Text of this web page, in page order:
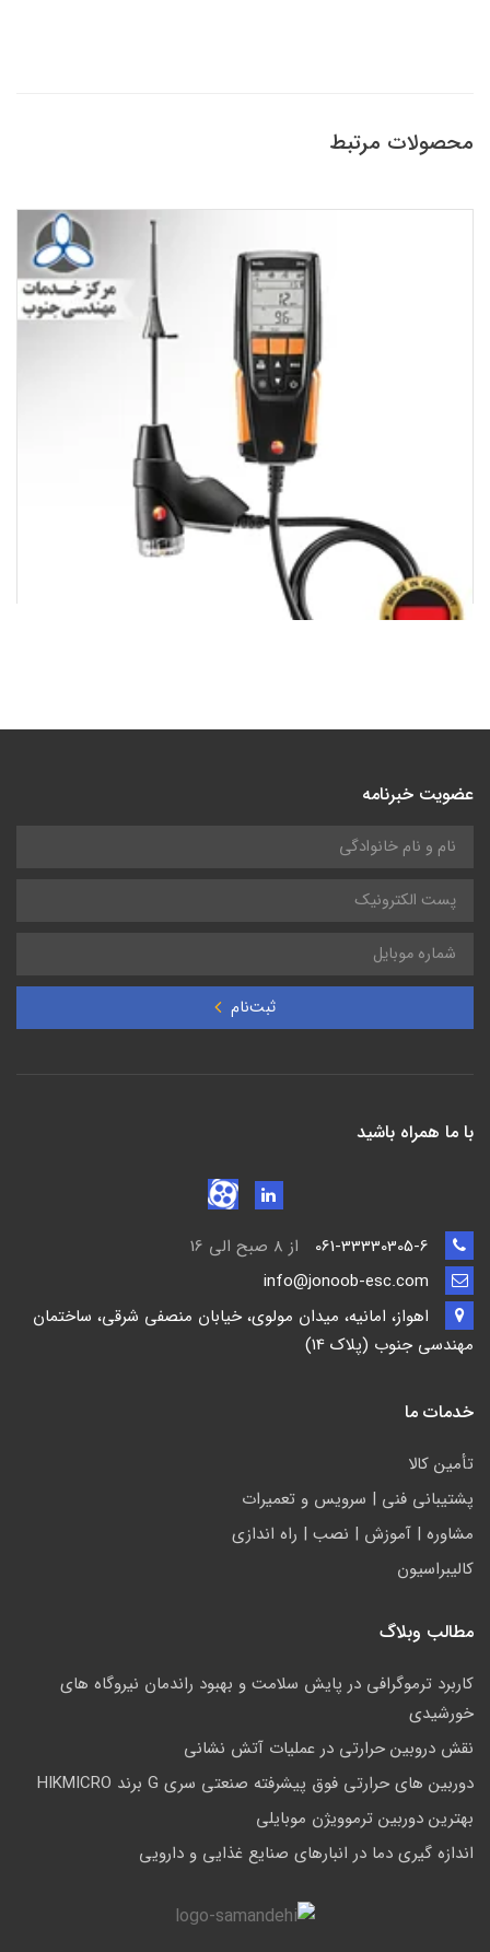
محصولات مرتبط
175,000,000
عضویت خبرنامه
ثبت‌نام
با ما همراه باشید
از 8 صبح الی 16
اهواز، امانیه، میدان مولوی، خیابان منصفی شرقی، ساختمان
مهندسی جنوب (پلاک 14)
خدمات ما
تأمين كالا
پشتيباني فني | سرويس و تعمیرات
مشاوره | آموزش | نصب | راه اندازی
کالیبراسیون
مطالب وبلاگ
کاربرد ترموگرافی در پایش سلامت و بهبود راندمان نیروگاه های
خورشیدی
نقش دروبین حرارتی در عملیات آتش نشانی
دوربین های حرارتی فوق پیشرفته صنعتی سری G برند HIKMICRO
بهترین دوربین ترموویژن موبایلی
اندازه گیری دما در انبارهای صنایع غذایی و دارویی